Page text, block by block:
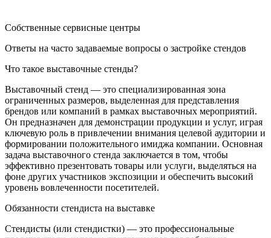
Собственные сервисные центры
Ответы на часто задаваемые вопросы о застройке стендов
Что такое выставочные стенды?
Выставочный стенд — это специализированная зона
ограниченных размеров, выделенная для представления
брендов или компаний в рамках выставочных мероприятий.
Он предназначен для демонстрации продукции и услуг, играя
ключевую роль в привлечении внимания целевой аудитории и
формировании положительного имиджа компании. Основная
задача выставочного стенда заключается в том, чтобы
эффективно презентовать товары или услуги, выделяться на
фоне других участников экспозиции и обеспечить высокий
уровень вовлеченности посетителей.
Обязанности стендиста на выставке
Стендисты (или стендистки) — это профессиональные